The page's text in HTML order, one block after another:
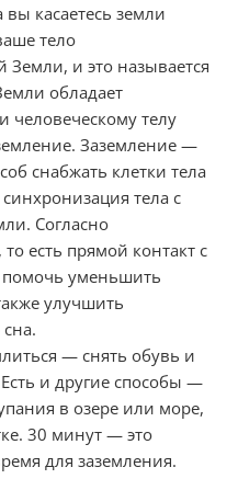
касаетесь земли
тело
Земли, и это называется
обладает
человеческому телу
Заземление —
снабжать клетки тела
тела с
Согласно
есть прямой контакт с
уменьшить
улучшить
— снять обувь и
и другие способы —
в озере или море,
30 минут — это
для заземления.